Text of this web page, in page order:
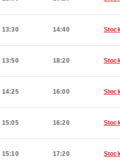
13:30 14:40
13:50 18:20
14:25 16:00
15:05 16:20
15:10 17:20